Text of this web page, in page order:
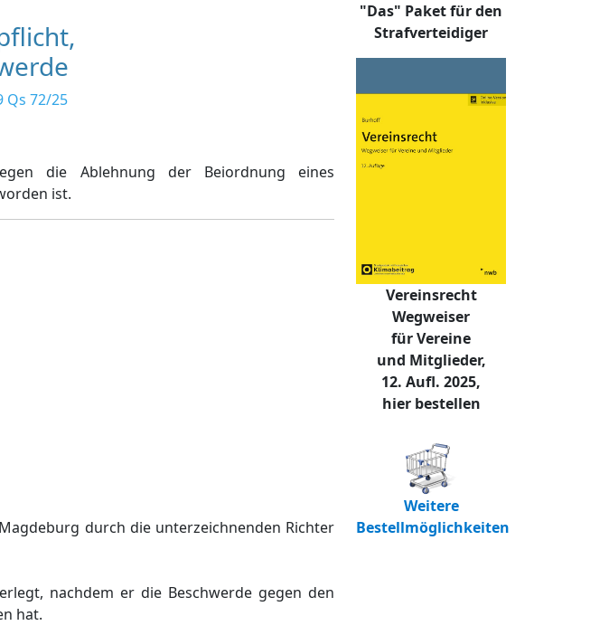
Qs 72/25
die Ablehnung der Beiordnung eines
ist.
durch die unterzeichnenden Richter
nachdem er die Beschwerde gegen den
hat.
"Das" Paket für den
Strafverteidiger
Vereinsrecht
Wegweiser
für Vereine
und Mitglieder,
12. Aufl. 2025,
hier bestellen
Weitere
Bestellmöglichkeiten